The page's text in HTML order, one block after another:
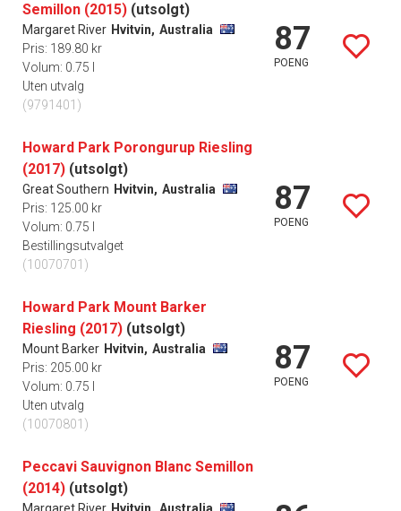
Semillon (2015) (utsolgt)
Margaret River Hvitvin, Australia
Pris: 189.80 kr
Volum: 0.75 l
Uten utvalg
(9791401)
87
POENG
Howard Park Porongurup Riesling
(2017) (utsolgt)
Great Southern Hvitvin, Australia
Pris: 125.00 kr
Volum: 0.75 l
Bestillingsutvalget
(10070701)
87
POENG
Howard Park Mount Barker
Riesling (2017) (utsolgt)
Mount Barker Hvitvin, Australia
Pris: 205.00 kr
Volum: 0.75 l
Uten utvalg
(10070801)
87
POENG
Peccavi Sauvignon Blanc Semillon
(2014) (utsolgt)